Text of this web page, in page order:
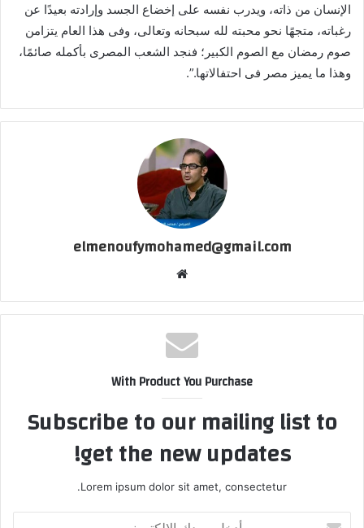
الإنسان من ذاته، ويدرب نفسه على إخضاع الجسد وإرادته بعيدًا عن
رغباته، متجهًا نحو محبته لله سبحانه وتعالى، وفى هذا العام يتزامن
صوم رمضان مع الصوم الكبير؛ فنجد الشعب المصرى بأكمله صائمًا،
وهذا ما يميز مصر فى احتفالاتها.”.
elmenoufymohamed@gmail.com
With Product You Purchase
Subscribe to our mailing list to
get the new updates!
Lorem ipsum dolor sit amet, consectetur.